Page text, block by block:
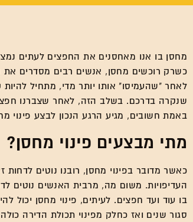
מחסן בו אנו מאחסנים את החפצים לעתים
כשרק רוכשים מחסן, אנשים רבים מסדרים את
לאחר "שהעמיסו" אותו יותר מדי, מתחיל
שנקרה בדרכם. בשלב הזה, לאחר שצברנו
באמת חשובים, מגיע הרגע הנכון לבצע פינוי
מתי מבצעים פינוי מחסן?
כאשר מדובר בפינוי מחסן, רובנו נוטים
העדיפויות. משום מה, מרבית האנשים נוטים
בו עוד ועד חפצים. לעיתים, פינוי מחסן
סגור שנים ואז כחלק מפינוי תכולת הדירה